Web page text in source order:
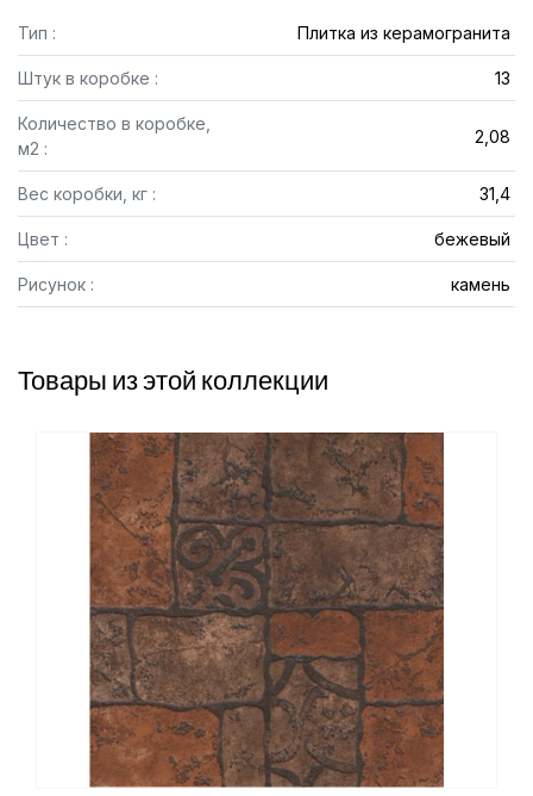
Тип : Плитка из керамогранита
Штук в коробке : 13
Количество в коробке,
м2 :
2,08
Вес коробки, кг : 31,4
Цвет : бежевый
Рисунок : камень
Товары из этой коллекции